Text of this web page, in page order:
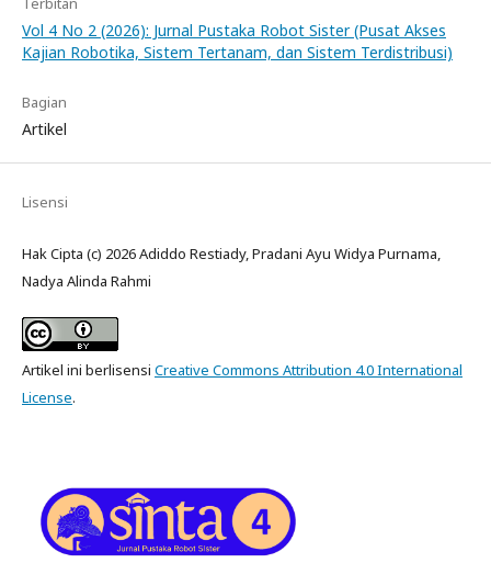
Vol 4 No 2 (2026): Jurnal Pustaka Robot Sister (Pusat Akses
Kajian Robotika, Sistem Tertanam, dan Sistem Terdistribusi)
Bagian
Artikel
Lisensi
Hak Cipta (c) 2026 Adiddo Restiady, Pradani Ayu Widya Purnama,
Nadya Alinda Rahmi
Artikel ini berlisensi Creative Commons Attribution 4.0 International
License.